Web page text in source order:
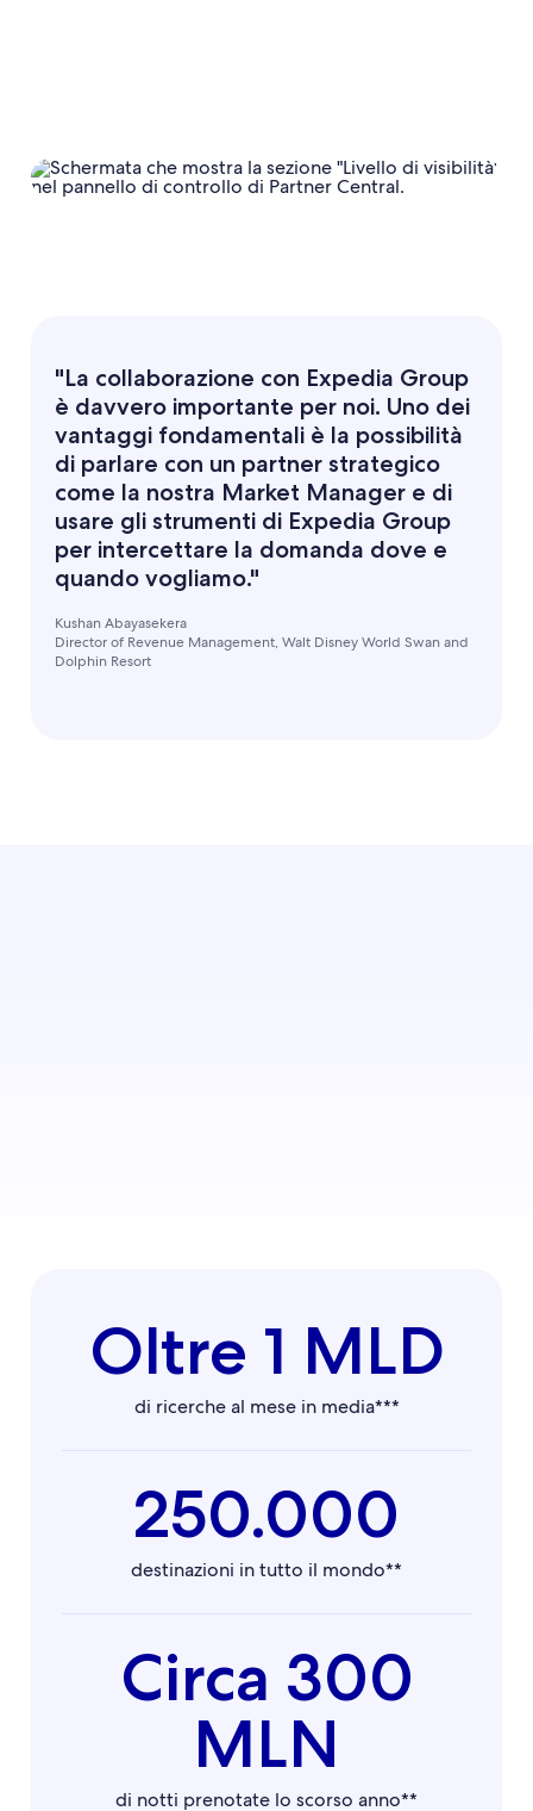
"La collaborazione con Expedia Group
è davvero importante per noi. Uno dei
vantaggi fondamentali è la possibilità
di parlare con un partner strategico
come la nostra Market Manager e di
usare gli strumenti di Expedia Group
per intercettare la domanda dove e
quando vogliamo."
Kushan Abayasekera
Director of Revenue Management, Walt Disney World Swan and
Dolphin Resort
Oltre 1 MLD
di ricerche al mese in media***
250.000
destinazioni in tutto il mondo**
Circa 300
MLN
di notti prenotate lo scorso anno**